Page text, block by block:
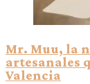
Mr. Muu, la
artesanales
Valencia